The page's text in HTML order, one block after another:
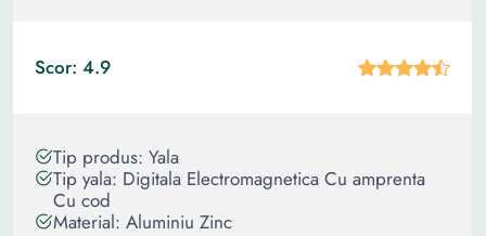
Scor: 4.9
Tip produs: Yala
Tip yala: Digitala Electromagnetica Cu amprenta
Cu cod
Material: Aluminiu Zinc